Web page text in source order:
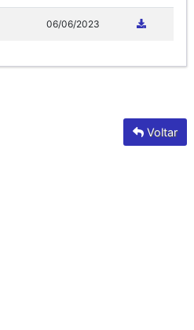
06/06/2023
Voltar